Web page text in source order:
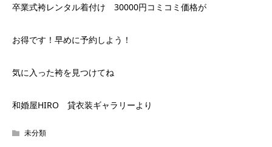
卒業式袴レンタル着付け 30000円コミコミ価格が
お得です！早めに予約しよう！
気に入った袴を見つけてね
和婚屋HIRO 貸衣装ギャラリーより
未分類